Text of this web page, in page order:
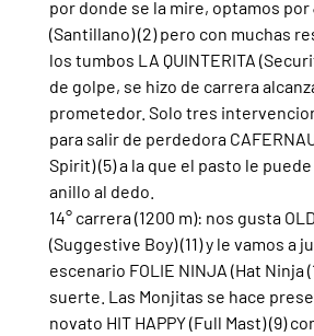
por donde se la mire, optamos por
(Santillano) (2) pero con muchas
los tumbos LA QUINTERITA
de golpe, se hizo de carrera
prometedor. Solo tres
para salir de perdedora
Spirit) (5) a la que el pasto le
anillo al dedo.
14° carrera (1200 m): nos gusta
(Suggestive Boy) (11) y le vamos a
escenario FOLIE NINJA (Hat Ninja
suerte. Las Monjitas se hace
novato HIT HAPPY (Full Mast) (9)